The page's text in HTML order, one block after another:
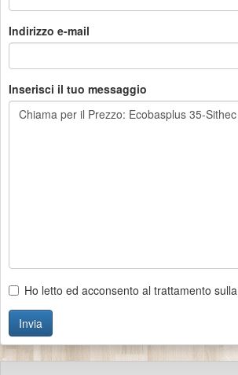
Indirizzo e-mail
Inserisci il tuo messaggio
Ho letto ed acconsento al trattamento sulla